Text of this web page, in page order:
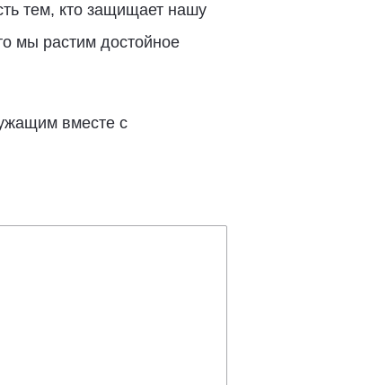
тем, кто защищает нашу
мы растим достойное
вместе с